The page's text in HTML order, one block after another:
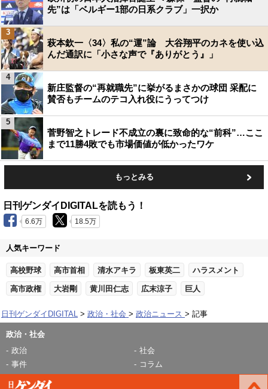
先”は「ベルギー1部の日系クラブ」一択か
萩本欽一〈34〉私の“運”論 大谷翔平のカネを使い込
んだ通訳に「小さな声で『ありがとう』」
3
新庄監督の“再就職先”に挙がるまさかの球団 采配に
賛否もチームのテコ入れ役にうってつけ
4
菅野智之トレード不成立の裏に致命的な“前科”…ここ
まで11勝4敗でも市場価値が低かったワケ
5
もっとみる
日刊ゲンダイDIGITALを読もう！
6.6万 18.5万
人気キーワード
高校野球 高市首相 清水アキラ 板東英二 ハラスメント
高市政権 大岩剛 黄川田仁志 広末涼子 巨人
日刊ゲンダイDIGITAL 政治・社会 政治ニュース 記事
政治・社会
政治
社会
事件
コラム